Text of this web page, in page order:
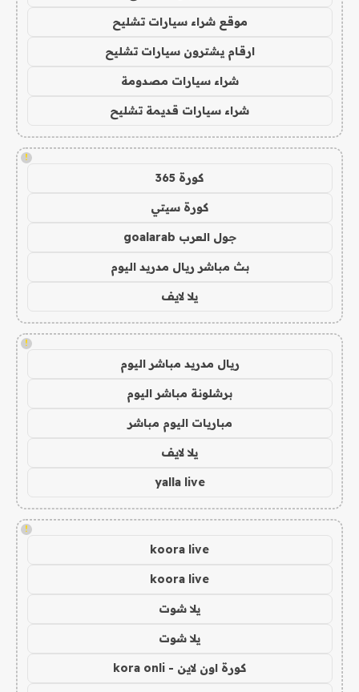
موقع شراء سيارات تشليح
ارقام يشترون سيارات تشليح
شراء سيارات مصدومة
شراء سيارات قديمة تشليح
!
كورة 365
كورة سيتي
جول العرب goalarab
بث مباشر ريال مدريد اليوم
يلا لايف
!
ريال مدريد مباشر اليوم
برشلونة مباشر اليوم
مباريات اليوم مباشر
يلا لايف
yalla live
!
koora live
koora live
يلا شوت
يلا شوت
كورة اون لاين - kora onli